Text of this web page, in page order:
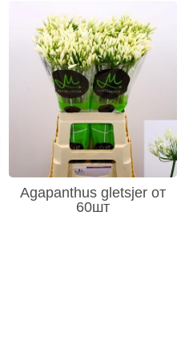
Agapanthus gletsjer от
60шт